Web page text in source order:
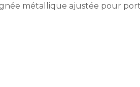
métallique ajustée pour